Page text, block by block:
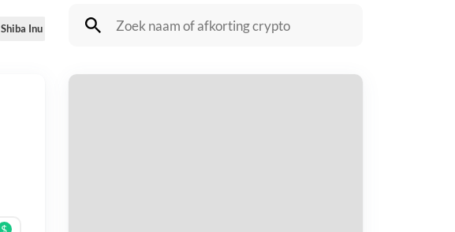
Shiba Inu Dogecoin Solana BNB
$